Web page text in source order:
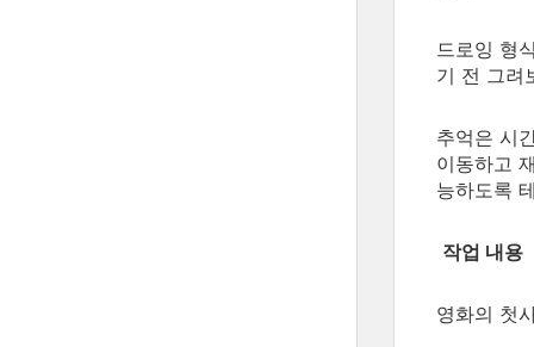
드로잉 형
기 전 그려
추억은 시
이동하고
능하도록
작업 내용
영화의 첫